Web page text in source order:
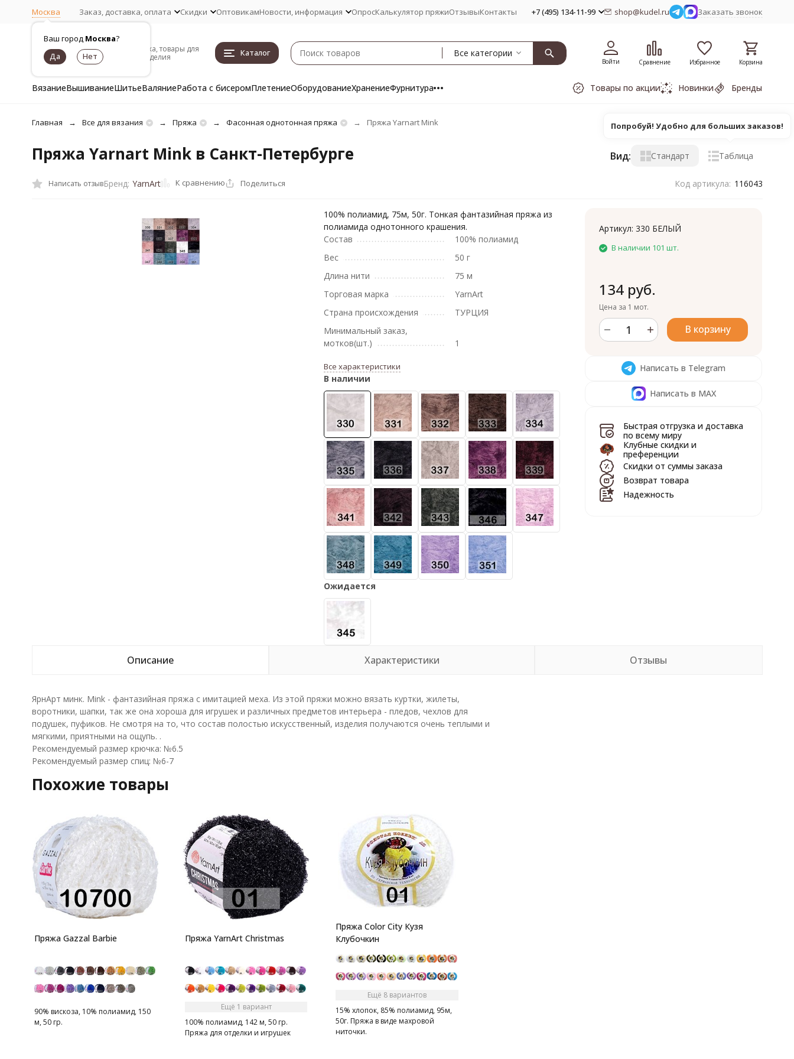
Москва
Ваш город Москва?
Заказ, доставка, оплата Скидки ОптовикамНовости, информация ОпросКалькулятор пряжиОтзывыКонтакты +7 (495) 134-11-99 shop@kudel.ru Заказать звонок
Пряжа, товары для
рукоделия
Каталог Все категории
Войти Сравнение Избранное Корзина
ВязаниеВышиваниеШитьеВаляниеРабота с бисеромПлетениеОборудованиеХранениеФурнитура Товары по акции Новинки Бренды
Главная Все для вязания Пряжа Фасонная однотонная пряжа Пряжа Yarnart Mink
Пряжа Yarnart Mink в Санкт-Петербурге Вид: Стандарт Таблица
Написать отзывБренд: YarnArt К сравнению Поделиться Код артикула: 116043
100% полиамид, 75м, 50г. Тонкая фантазийная пряжа из
полиамида однотонного крашения.
Состав
100% полиамид
Вес
50 г
Длина нити
75 м
Торговая марка
YarnArt
Страна происхождения
ТУРЦИЯ
Минимальный заказ,
мотков(шт.)
1
Все характеристики
В наличии
Ожидается
Артикул:330 БЕЛЫЙ
В наличии 101 шт.
134 руб.
Цена за 1 мот.
В корзину
Написать в Telegram
Написать в MAX
Быстрая отгрузка и доставка
по всему миру
Клубные скидки и
преференции
Скидки от суммы заказа
Возврат товара
Надежность
Описание Характеристики Отзывы
ЯрнАрт минк. Mink - фантазийная пряжа с имитацией меха. Из этой пряжи можно вязать куртки, жилеты,
воротники, шапки, так же она хороша для игрушек и различных предметов интерьера - пледов, чехлов для
подушек, пуфиков. Не смотря на то, что состав полостью искусственный, изделия получаются очень теплыми и
мягкими, приятными на ощупь. .
Рекомендуемый размер крючка: №6.5
Рекомендуемый размер спиц: №6-7
Похожие товары
Пряжа Gazzal Barbie
90% вискоза, 10% полиамид, 150
м, 50 гр.
Пряжа YarnArt Christmas
Ещё 1 вариант
100% полиамид, 142 м, 50 гр.
Пряжа для отделки и игрушек
Пряжа Color City Кузя
Клубочкин
Ещё 8 вариантов
15% хлопок, 85% полиамид, 95м,
50г. Пряжа в виде махровой
ниточки.
Попробуй! Удобно для больших заказов!